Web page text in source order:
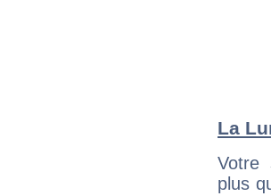
La
Votre
plus